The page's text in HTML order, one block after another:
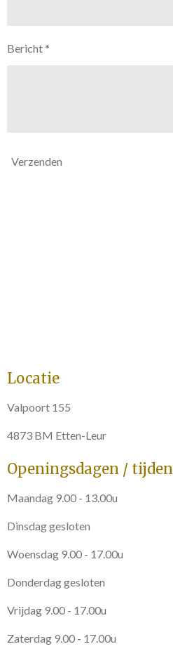
Bericht *
Verzenden
Locatie
Valpoort 155
4873 BM Etten-Leur
Openingsdagen / tijden
Maandag 9.00 - 13.00u
Dinsdag gesloten
Woensdag 9.00 - 17.00u
Donderdag gesloten
Vrijdag 9.00 - 17.00u
Zaterdag 9.00 - 17.00u